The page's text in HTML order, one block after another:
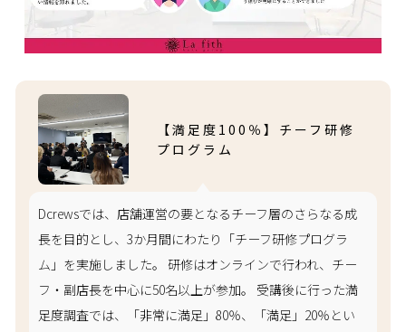
Dcrewsでは、店舗運営の要となるチーフ層のさらなる成
長を目的とし、3か月間にわたり「チーフ研修プログラ
ム」を実施しました。 研修はオンラインで行われ、チー
フ・副店長を中心に50名以上が参加。 受講後に行った満
足度調査では、「非常に満足」80％、「満足」20％とい
【満足度100％】チーフ研修
プログラム